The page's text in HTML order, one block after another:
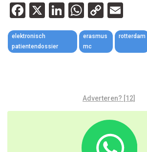
Facebook
X LinkedIn
WhatsApp
Copy
Link
elektronisch
patientendossier
erasmus
mc
rotterdam
Adverteren? [12]